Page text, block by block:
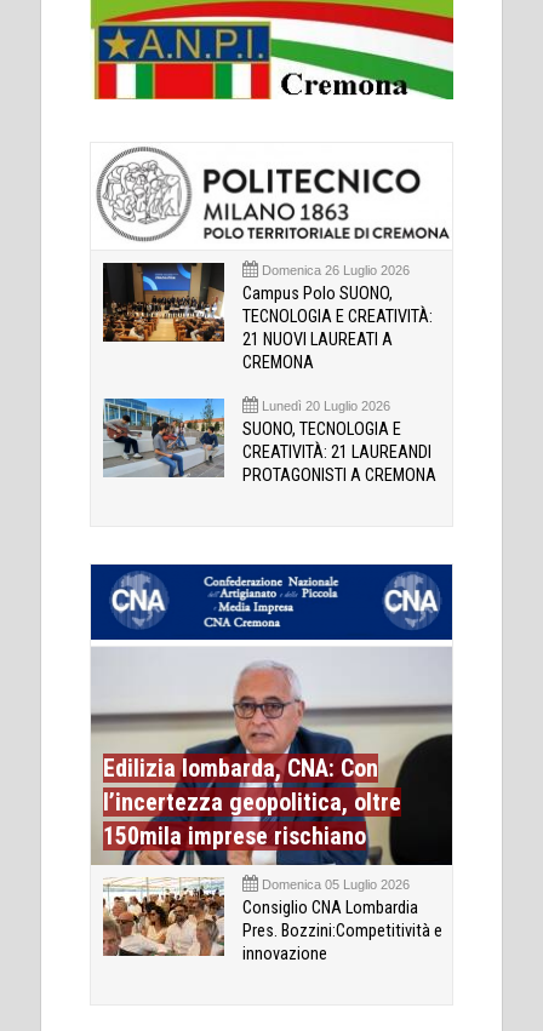
Domenica 26 Luglio 2026
Campus Polo SUONO,
TECNOLOGIA E CREATIVITÀ:
21 NUOVI LAUREATI A
CREMONA
Lunedì 20 Luglio 2026
SUONO, TECNOLOGIA E
CREATIVITÀ: 21 LAUREANDI
PROTAGONISTI A CREMONA
Edilizia lombarda, CNA: Con
l’incertezza geopolitica, oltre
150mila imprese rischiano
Domenica 05 Luglio 2026
Consiglio CNA Lombardia
Pres. Bozzini:Competitività e
innovazione